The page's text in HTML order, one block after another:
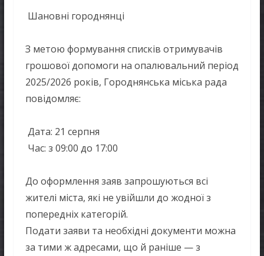
Шановні городнянці
З метою формування списків отримувачів
грошової допомоги на опалювальний період
2025/2026 років, Городнянська міська рада
повідомляє:
Дата: 21 серпня
Час: з 09:00 до 17:00
До оформлення заяв запрошуються всі
жителі міста, які не увійшли до жодної з
попередніх категорій.
Подати заяви та необхідні документи можна
за тими ж адресами, що й раніше — з